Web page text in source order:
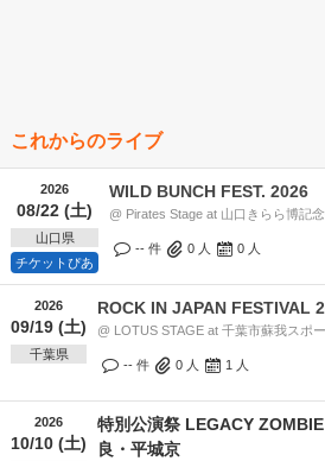
これからのライブ
2026
08/22 (土)
山口県
チケットぴあ
WILD BUNCH FEST. 2026
@ Pirates Stage at 山口きらら博記
-- 件 0 人 0 人
2026
09/19 (土)
千葉県
ROCK IN JAPAN FESTIVAL
@ LOTUS STAGE at 千葉市蘇我スポ
-- 件 0 人 1 人
2026
10/10 (土)
特別公演祭 LEGACY
良・平城京